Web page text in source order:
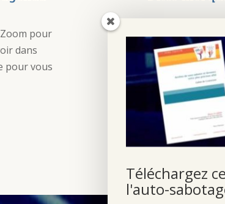
pour
dans
pour vous
Si aucun des
envoyez-moi un mail
et moyens qui vous
échange. Je vous
Téléchargez
l'auto-